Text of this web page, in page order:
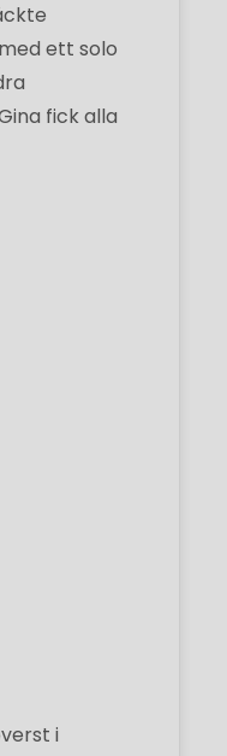
ett solo
fick alla
i